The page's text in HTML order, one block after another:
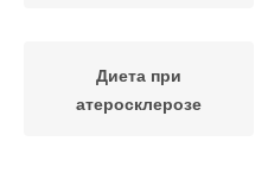
Диета при
атеросклерозе